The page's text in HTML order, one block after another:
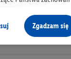
o dane z innych
Zgadzam się